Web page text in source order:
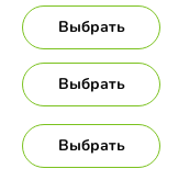
Выбрать
Выбрать
Выбрать